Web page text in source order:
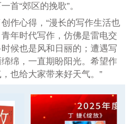
首“郊区的挽歌”。
作心得，“漫长的写作生活也
年时代写作，仿佛是雷电交
候也是风和日丽的；遭遇写
绵，一直期盼阳光。希望作
也给大家带来好天气。”